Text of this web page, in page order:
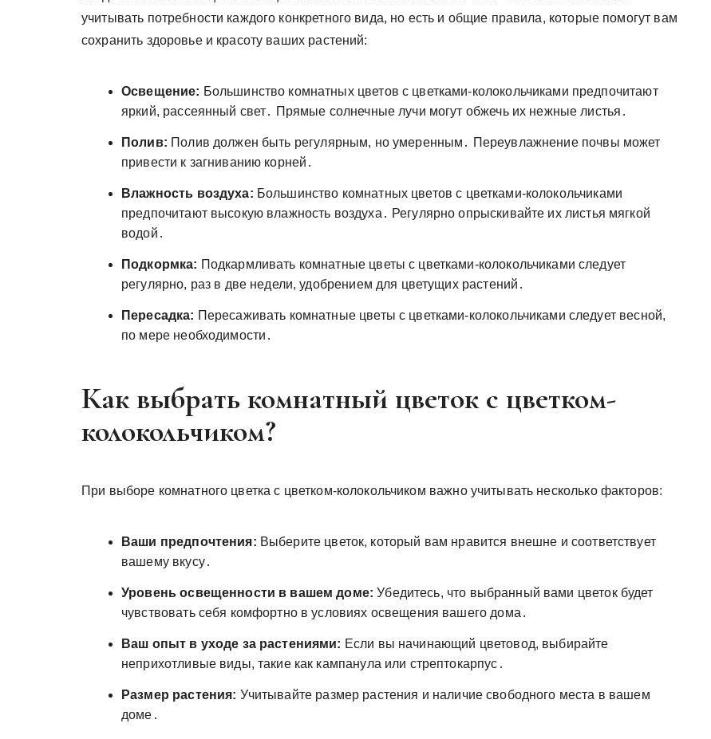
учитывать потребности каждого конкретного вида, но есть и общие правила, которые помогут вам
сохранить здоровье и красоту ваших растений:
Освещение: Большинство комнатных цветов с цветками-колокольчиками предпочитают
яркий, рассеянный свет․ Прямые солнечные лучи могут обжечь их нежные листья․
Полив: Полив должен быть регулярным, но умеренным․ Переувлажнение почвы может
привести к загниванию корней․
Влажность воздуха: Большинство комнатных цветов с цветками-колокольчиками
предпочитают высокую влажность воздуха․ Регулярно опрыскивайте их листья мягкой
водой․
Подкормка: Подкармливать комнатные цветы с цветками-колокольчиками следует
регулярно, раз в две недели, удобрением для цветущих растений․
Пересадка: Пересаживать комнатные цветы с цветками-колокольчиками следует весной,
по мере необходимости․
Как выбрать комнатный цветок с цветком-
колокольчиком?
При выборе комнатного цветка с цветком-колокольчиком важно учитывать несколько факторов:
Ваши предпочтения: Выберите цветок, который вам нравится внешне и соответствует
вашему вкусу․
Уровень освещенности в вашем доме: Убедитесь, что выбранный вами цветок будет
чувствовать себя комфортно в условиях освещения вашего дома․
Ваш опыт в уходе за растениями: Если вы начинающий цветовод, выбирайте
неприхотливые виды, такие как кампанула или стрептокарпус․
Размер растения: Учитывайте размер растения и наличие свободного места в вашем
доме․